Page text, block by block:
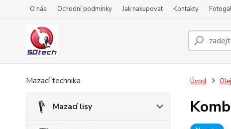
O nás Ochodní podmínky Jak nakupovat Kontakty
Mazací technika
Mazací lisy
Úvod